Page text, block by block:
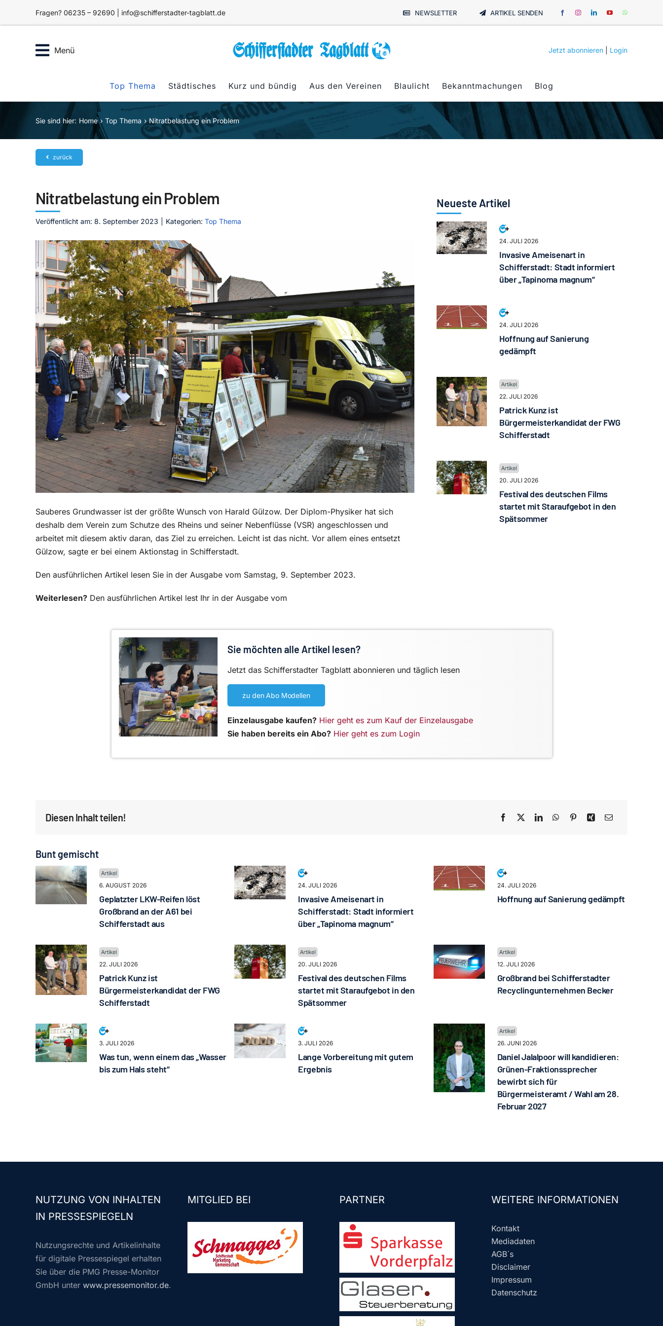
Fragen? 06235 – 92690 | info@schifferstadter-tagblatt.de NEWSLETTER ARTIKEL SENDEN
Menü Jetzt abonnieren Login
Top Thema Städtisches Kurz und bündig Aus den Vereinen Blaulicht Bekanntmachungen Blog
Sie sind hier: Home Top Thema Nitratbelastung ein Problem
zurück
Nitratbelastung ein Problem
Veröffentlicht am: 8. September 2023 Kategorien: Top Thema
Sauberes Grundwasser ist der größte Wunsch von Harald Gülzow. Der Diplom-Physiker hat sich
deshalb dem Verein zum Schutze des Rheins und seiner Nebenflüsse (VSR) angeschlossen und
arbeitet mit diesem aktiv daran, das Ziel zu erreichen. Leicht ist das nicht. Vor allem eines entsetzt
Gülzow, sagte er bei einem Aktionstag in Schifferstadt.
Den ausführlichen Artikel lesen Sie in der Ausgabe vom Samstag, 9. September 2023.
Weiterlesen? Den ausführlichen Artikel lest Ihr in der Ausgabe vom
Neueste Artikel
24. JULI 2026
Invasive Ameisenart in
Schifferstadt: Stadt informiert
über „Tapinoma magnum“
24. JULI 2026
Hoffnung auf Sanierung
gedämpft
22. JULI 2026
Patrick Kunz ist
Bürgermeisterkandidat der FWG
Schifferstadt
20. JULI 2026
Festival des deutschen Films
startet mit Staraufgebot in den
Spätsommer
Sie möchten alle Artikel lesen?
Jetzt das Schifferstadter Tagblatt abonnieren und täglich lesen
zu den Abo Modellen
Einzelausgabe kaufen? Hier geht es zum Kauf der Einzelausgabe
Sie haben bereits ein Abo? Hier geht es zum Login
Diesen Inhalt teilen!
Bunt gemischt
6. AUGUST 2026
Geplatzter LKW-Reifen löst
Großbrand an der A61 bei
Schifferstadt aus
24. JULI 2026
Invasive Ameisenart in
Schifferstadt: Stadt informiert
über „Tapinoma magnum“
24. JULI 2026
Hoffnung auf Sanierung gedämpft
22. JULI 2026
Patrick Kunz ist
Bürgermeisterkandidat der FWG
Schifferstadt
20. JULI 2026
Festival des deutschen Films
startet mit Staraufgebot in den
Spätsommer
12. JULI 2026
Großbrand bei Schifferstadter
Recyclingunternehmen Becker
3. JULI 2026
Was tun, wenn einem das „Wasser
bis zum Hals steht“
3. JULI 2026
Lange Vorbereitung mit gutem
Ergebnis
26. JUNI 2026
Daniel Jalalpoor will kandidieren:
Grünen-Fraktionssprecher
bewirbt sich für
Bürgermeisteramt / Wahl am 28.
Februar 2027
NUTZUNG VON INHALTEN
IN PRESSESPIEGELN
Nutzungsrechte und Artikelinhalte
für digitale Pressespiegel erhalten
Sie über die PMG Presse-Monitor
GmbH unter www.pressemonitor.de.
MITGLIED BEI PARTNER WEITERE INFORMATIONEN
Kontakt
Mediadaten
AGB´s
Disclaimer
Impressum
Datenschutz